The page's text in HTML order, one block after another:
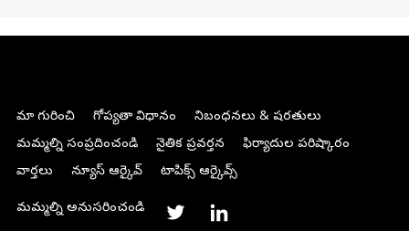
మా గురించి గోప్యతా విధానం
నిబంధనలు & షరతులు
మమ్మల్ని సంప్రదించండి
నైతిక ప్రవర్తన
ఫిర్యాదుల పరిష్కారం
వార్తలు
న్యూస్ ఆర్కైవ్ టాపిక్స్ ఆర్కైవ్స్
మమ్మల్ని అనుసరించండి